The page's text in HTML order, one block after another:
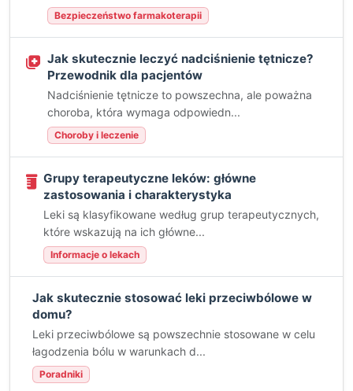
Bezpieczeństwo farmakoterapii
Jak skutecznie leczyć nadciśnienie tętnicze?
Przewodnik dla pacjentów
Nadciśnienie tętnicze to powszechna, ale poważna
choroba, która wymaga odpowiedn...
Choroby i leczenie
Grupy terapeutyczne leków: główne
zastosowania i charakterystyka
Leki są klasyfikowane według grup terapeutycznych,
które wskazują na ich główne...
Informacje o lekach
Jak skutecznie stosować leki przeciwbólowe w
domu?
Leki przeciwbólowe są powszechnie stosowane w celu
łagodzenia bólu w warunkach d...
Poradniki